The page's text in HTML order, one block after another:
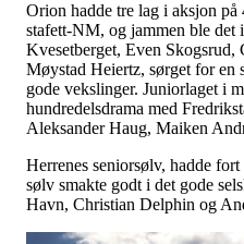
Orion hadde tre lag i aksjon på
stafett-NM, og jammen ble det
Kvesetberget, Even
Møystad Heiertz, sørget for en
gode vekslinger. Juniorlaget i
hundredelsdrama med
Aleksander Haug, Maiken
Herrenes seniorsølv, hadde
sølv smakte godt i det gode
Havn, Christian Delphin og